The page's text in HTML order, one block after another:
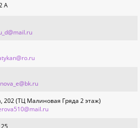
А
202 (ТЦ Малиновая Гряда 2 этаж)